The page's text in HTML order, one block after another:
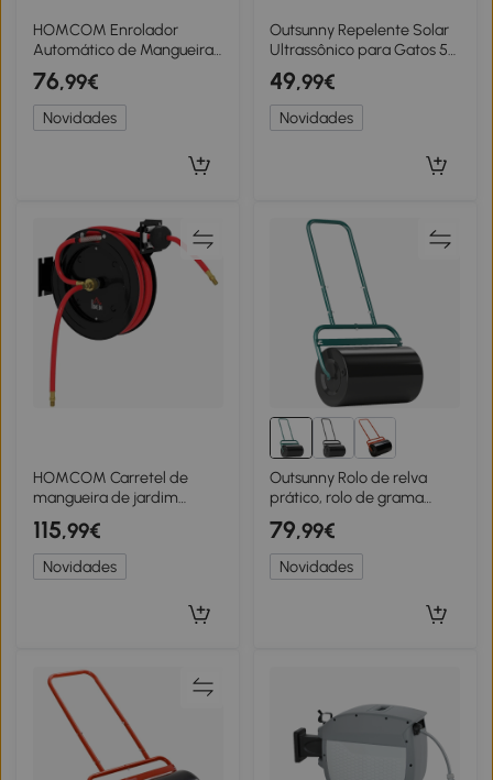
HOMCOM Enrolador
Automático de Mangueira
de Pressão 20 m + 2 m
com Conector 1/4” BSP e
Suporte Giratório 180°
Preto
76,99€
Novidades
Outsunny Repelente Solar
Ultrassônico para Gatos 5
Modos Sensor PIR Clarão
LED
49,99€
Novidades
HOMCOM Carretel de
mangueira de jardim
montado na parede,
retração automática, 20
bar de pressão de água,
mangueira de água 15+1 m,
115,99€
Novidades
Outsunny Rolo de relva
prático, rolo de grama
conveniente, rolo para
relvado, rolo de jardim,
versátil, aço, 58L x 32,5B x
113H cm, Verde escuro
79,99€
Novidades